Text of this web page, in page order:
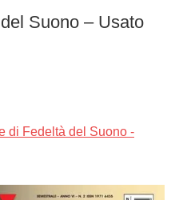
Suono – Usato
di Fedeltà del Suono -